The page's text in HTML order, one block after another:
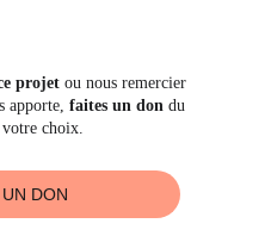
projet ou nous remercier
apporte, faites un don du
choix.
DON